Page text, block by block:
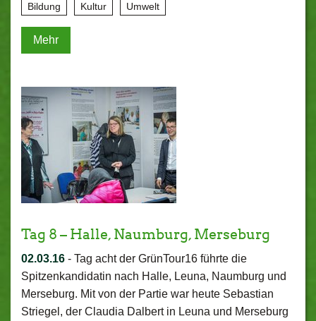
Bildung Kultur Umwelt
Mehr
Tag 8 – Halle, Naumburg, Merseburg
02.03.16 - Tag acht der GrünTour16 führte die
Spitzenkandidatin nach Halle, Leuna, Naumburg und
Merseburg. Mit von der Partie war heute Sebastian
Striegel, der Claudia Dalbert in Leuna und Merseburg